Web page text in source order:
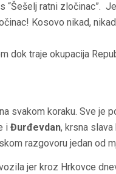
ratni zločinac”.
Kosovo nikad,
dok traje okupacija
svakom koraku. Sve je
i Đurđevdan, krsna
razgovoru jedan od
jer kroz Hrkovce